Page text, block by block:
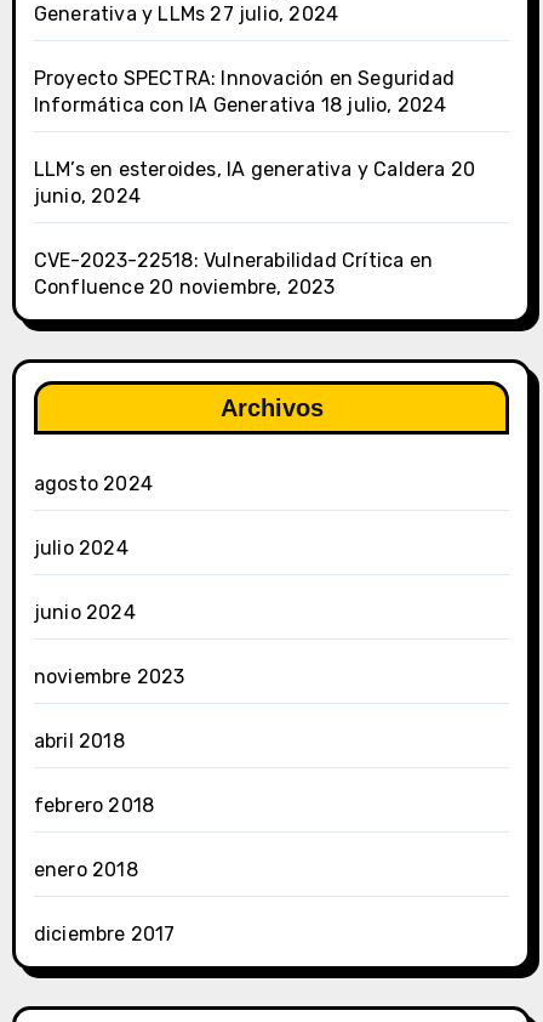
Generativa y LLMs 27 julio, 2024
Proyecto SPECTRA: Innovación en Seguridad
Informática con IA Generativa 18 julio, 2024
LLM’s en esteroides, IA generativa y Caldera 20
junio, 2024
CVE-2023-22518: Vulnerabilidad Crítica en
Confluence 20 noviembre, 2023
Archivos
agosto 2024
julio 2024
junio 2024
noviembre 2023
abril 2018
febrero 2018
enero 2018
diciembre 2017